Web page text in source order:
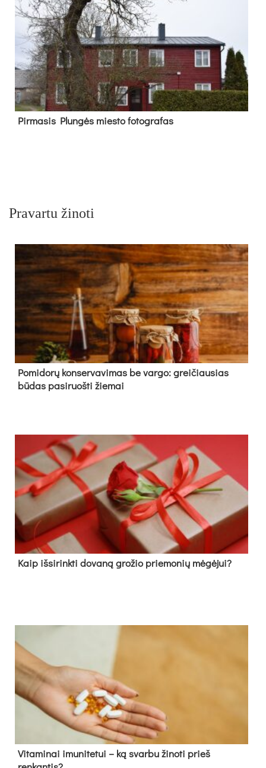
Pir­ma­sis Plun­gės mies­to fo­tog­ra­fas
Pravartu žinoti
Pomidorų konservavimas be vargo: greičiausias
būdas pasiruošti žiemai
Kaip išsirinkti dovaną grožio priemonių mėgėjui?
Vitaminai imunitetui – ką svarbu žinoti prieš